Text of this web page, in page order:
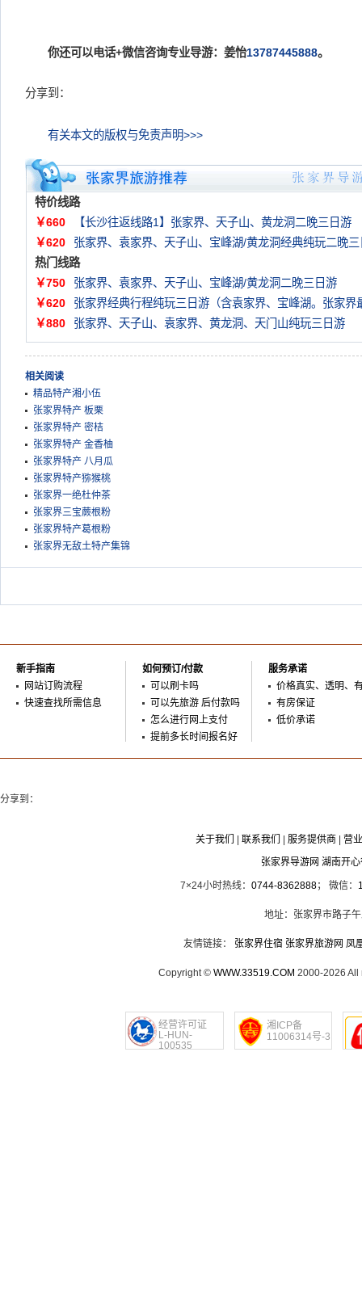
你还可以电话+微信咨询专业导游：姜怡13787445888。
分享到：
有关本文的版权与免责声明>>>
特价线路
￥660
【长沙往返线路1】张家界、天子山、黄龙洞二晚三日游
￥620
张家界、袁家界、天子山、宝峰湖/黄龙洞经典纯玩二晚三
热门线路
￥750
张家界、袁家界、天子山、宝峰湖/黄龙洞二晚三日游
￥620
张家界经典行程纯玩三日游（含袁家界、宝峰湖。张家界
￥880
张家界、天子山、袁家界、黄龙洞、天门山纯玩三日游
相关阅读
精品特产湘小伍
张家界特产 板栗
张家界特产 密桔
张家界特产 金香柚
张家界特产 八月瓜
张家界特产猕猴桃
张家界一绝杜仲茶
张家界三宝蕨根粉
张家界特产葛根粉
张家界无敌土特产集锦
新手指南
网站订购流程
快速查找所需信息
如何预订/付款
可以刷卡吗
可以先旅游 后付款吗
怎么进行网上支付
提前多长时间报名好
服务承诺
价格真实、透明、
有房保证
低价承诺
分享到：
关于我们 联系我们 服务提供商
营
张家界导游网 湖南开
7×24小时热线： 0744-8362888； 微信：
地址：张家界市路子
友情链接： 张家界住宿 张家界旅游网 凤
Copyright © WWW.33519.COM 2000-2026 All
经营许可证
L-HUN-
100535
湘ICP备
11006314号-3